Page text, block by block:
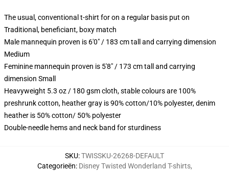
The usual, conventional t-shirt for on a regular basis put on
Traditional, beneficiant, boxy match
Male mannequin proven is 6'0" / 183 cm tall and carrying dimension
Medium
Feminine mannequin proven is 5'8" / 173 cm tall and carrying
dimension Small
Heavyweight 5.3 oz / 180 gsm cloth, stable colours are 100%
preshrunk cotton, heather gray is 90% cotton/10% polyester, denim
heather is 50% cotton/ 50% polyester
Double-needle hems and neck band for sturdiness
SKU:TWISSKU-26268-DEFAULT
Categorieën: Disney Twisted Wonderland T-shirts,